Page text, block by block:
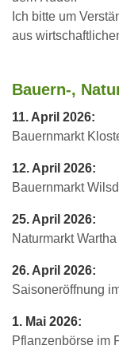
Ich bitte um
aus
Bauern-,
11. April 2026:
Bauernmarkt
12. April 2026:
Bauernmarkt
25. April 2026:
Naturmarkt Wartha
26. April 2026:
Saisoneröffnung
1. Mai 2026:
Pflanzenbörse im